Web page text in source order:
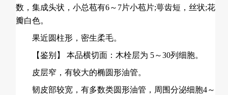
数，集成头状，小总苞有6～7片小苞片;萼齿短，丝状;花
瓣白色。
果近圆柱形，密生柔毛。
【鉴别】 本品横切面：木栓层为 5～30列细胞。
皮层窄，有较大的椭圆形油管。
韧皮部较宽，有多数类圆形油管，周围分泌细胞4～